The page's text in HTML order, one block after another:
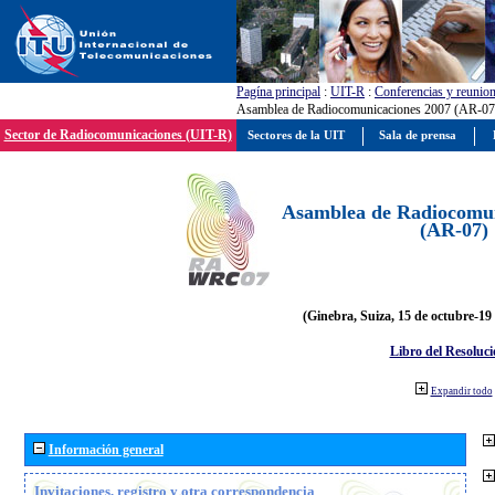
Pagína principal : UIT-R : Conferencias y
Asamblea de Radiocomunicaciones 2007 (AR-
Sector de Radiocomunicaciones (UIT-R)
Asamblea de
(AR-07)
(Ginebra, Suiza, 15 de octubre-19
Libro del
Expandir todo
Información general
Invitaciones, registro y otra correspondencia
Sectores de la UIT Sala de prensa